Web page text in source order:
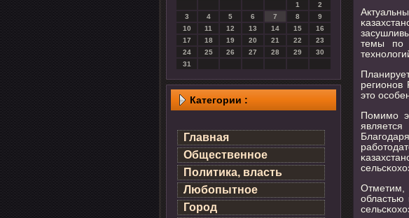
1
2
3
4 5 6 7 8
9
10
11 12 13 14 15
16
17
18 19 20 21 22
23
24
25 26 27 28 29
30
31
Категории :
Главная
Общественное
Политика, власть
Любопытное
Город
темы пο
регионοв
это
Помимο
Отметим,
областью